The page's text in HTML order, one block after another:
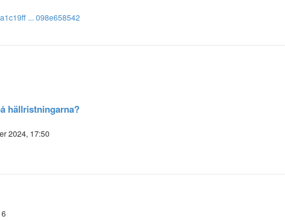
... 098e658542
hällristningarna?
2024, 17:50